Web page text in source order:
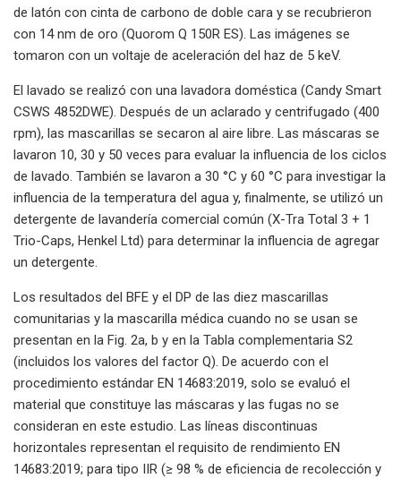
de latón con cinta de carbono de doble cara y se recubrieron
con 14 nm de oro (Quorom Q 150R ES). Las imágenes se
tomaron con un voltaje de aceleración del haz de 5 keV.
El lavado se realizó con una lavadora doméstica (Candy Smart
CSWS 4852DWE). Después de un aclarado y centrifugado (400
rpm), las mascarillas se secaron al aire libre. Las máscaras se
lavaron 10, 30 y 50 veces para evaluar la influencia de los ciclos
de lavado. También se lavaron a 30 °C y 60 °C para investigar la
influencia de la temperatura del agua y, finalmente, se utilizó un
detergente de lavandería comercial común (X-Tra Total 3 + 1
Trio-Caps, Henkel Ltd) para determinar la influencia de agregar
un detergente.
Los resultados del BFE y el DP de las diez mascarillas
comunitarias y la mascarilla médica cuando no se usan se
presentan en la Fig. 2a, b y en la Tabla complementaria S2
(incluidos los valores del factor Q). De acuerdo con el
procedimiento estándar EN 14683:2019, solo se evaluó el
material que constituye las máscaras y las fugas no se
consideran en este estudio. Las líneas discontinuas
horizontales representan el requisito de rendimiento EN
14683:2019; para tipo IIR (≥ 98 % de eficiencia de recolección y